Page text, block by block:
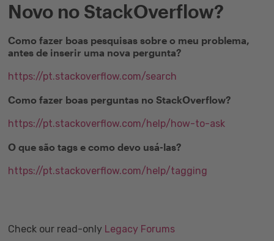
Novo no StackOverflow?
Como fazer boas pesquisas sobre o meu problema,
antes de inserir uma nova pergunta?
https://pt.stackoverflow.com/search
Como fazer boas perguntas no StackOverflow?
https://pt.stackoverflow.com/help/how-to-ask
O que são tags e como devo usá-las?
https://pt.stackoverflow.com/help/tagging
Check our read-only Legacy Forums